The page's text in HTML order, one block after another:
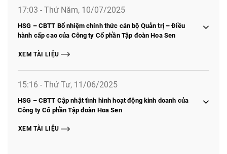
17:03 - Thứ Năm, 10/07/2025
HSG – CBTT Bổ nhiệm chính thức cán bộ Quản trị – Điều
hành cấp cao của Công ty Cổ phần Tập đoàn Hoa Sen
XEM TÀI LIỆU
15:16 - Thứ Tư, 11/06/2025
HSG – CBTT Cập nhật tình hình hoạt động kinh doanh của
Công ty Cổ phần Tập đoàn Hoa Sen
XEM TÀI LIỆU